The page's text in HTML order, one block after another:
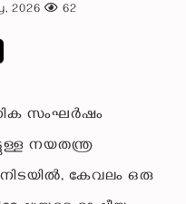
2026 62
സംഘർഷം
നയതന്ത്ര
കേവലം ഒരു